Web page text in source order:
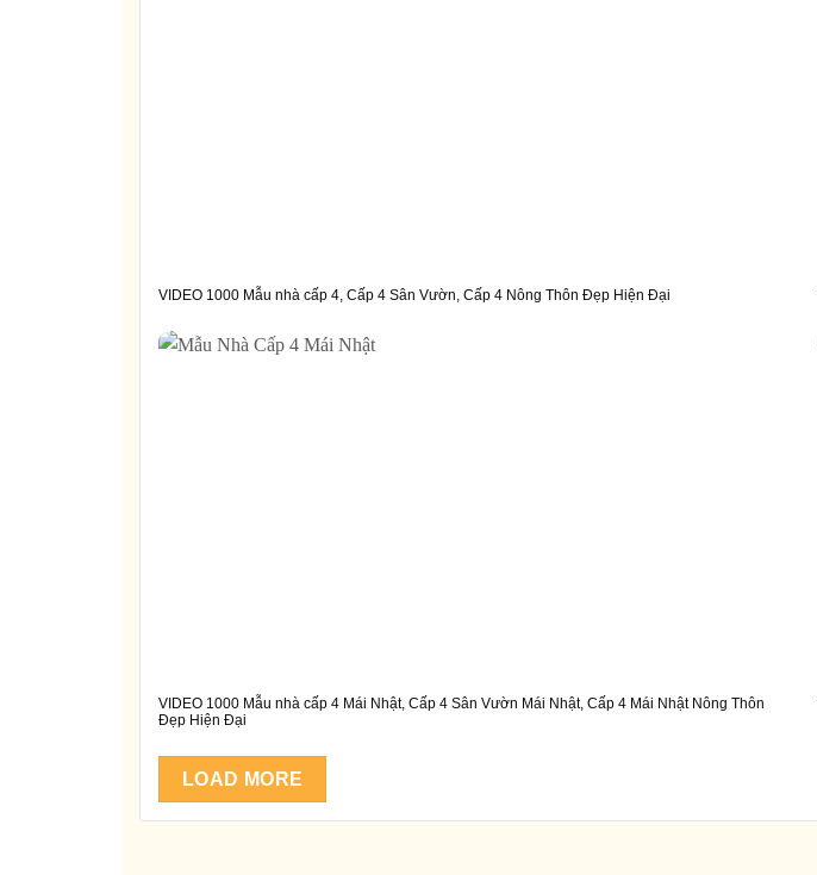
VIDEO 1000 Mẫu nhà cấp 4, Cấp 4 Sân Vườn, Cấp 4 Nông Thôn Đẹp Hiện Đại
VIDEO 1000 Mẫu nhà cấp 4 Mái Nhật, Cấp 4 Sân Vườn Mái Nhật, Cấp 4 Mái Nhật Nông Thôn
Đẹp Hiện Đại
LOAD MORE